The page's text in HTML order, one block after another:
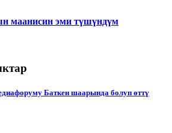
маанисин эми түшүндүм
Баткен шаарында болуп өттү